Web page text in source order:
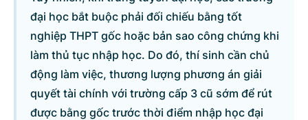
Câu hỏi chờ trả lời
Hỏi đáp về quyền sử dụng đất
Hỏi đáp về tuyển sinh 2026
đại học bắt buộc phải đối chiếu bằng tốt
nghiệp THPT gốc hoặc bản sao công chứng khi
làm thủ tục nhập học. Do đó, thí sinh cần chủ
động làm việc, thương lượng phương án giải
quyết tài chính với trường cấp 3 cũ sớm để rút
được bằng gốc trước thời điểm nhập học đại